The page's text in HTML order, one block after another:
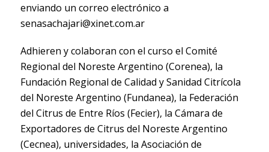
enviando un correo electrónico a
senasachajari@xinet.com.ar
Adhieren y colaboran con el curso el Comité
Regional del Noreste Argentino (Corenea), la
Fundación Regional de Calidad y Sanidad Citrícola
del Noreste Argentino (Fundanea), la Federación
del Citrus de Entre Ríos (Fecier), la Cámara de
Exportadores de Citrus del Noreste Argentino
(Cecnea), universidades, la Asociación de